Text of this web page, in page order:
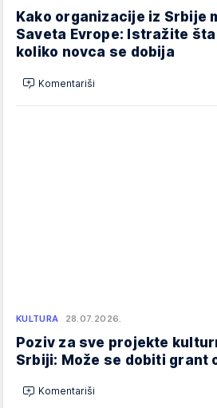
Kako organizacije iz Srbije
Saveta Evrope: Istražite
koliko novca se dobija
Komentariši
KULTURA 28.07.2026.
Poziv za sve projekte
Srbiji: Može se dobiti grant
Komentariši